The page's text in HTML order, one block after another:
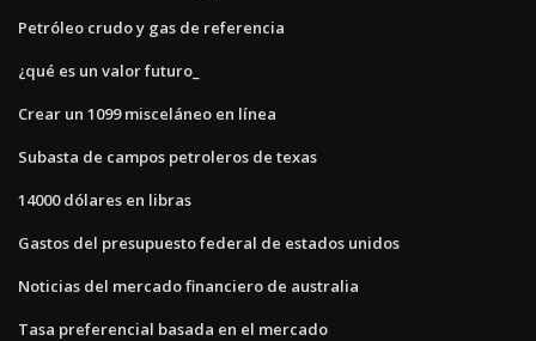
Petróleo crudo y gas de referencia
¿qué es un valor futuro_
Crear un 1099 misceláneo en línea
Subasta de campos petroleros de texas
14000 dólares en libras
Gastos del presupuesto federal de estados unidos
Noticias del mercado financiero de australia
Tasa preferencial basada en el mercado